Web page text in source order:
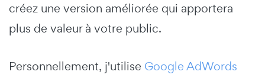
créez une version améliorée qui apportera
plus de valeur à votre public.
Personnellement, j'utilise Google AdWords